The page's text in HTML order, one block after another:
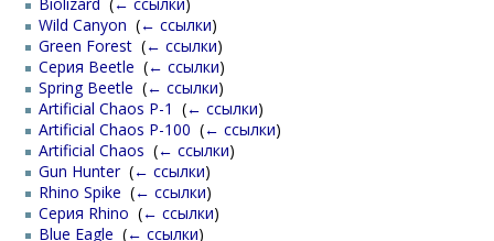
Wild Canyon (← ссылки)
Green Forest (← ссылки)
Серия Beetle (← ссылки)
Spring Beetle (← ссылки)
Artificial Chaos P-1 (← ссылки)
Artificial Chaos P-100 (← ссылки)
Artificial Chaos (← ссылки)
Gun Hunter‎ (← ссылки)
Rhino Spike (← ссылки)
Серия Rhino (← ссылки)
Blue Eagle (← ссылки)